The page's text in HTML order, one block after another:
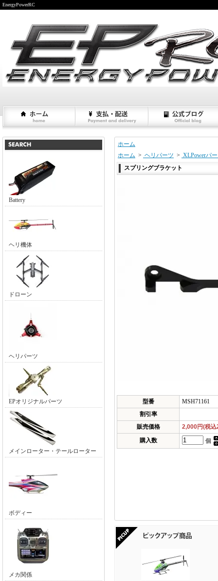
EnergyPowerRC
Battery
ヘリ機体
ドローン
ヘリパーツ
EPオリジナルパーツ
メインローター・テールローター
ボディー
メカ関係
ホーム
ホーム > ヘリパーツ > XLPowerパ
スプリングブラケット
型番
MSH71161
割引率
販売価格
2,000円(税
購入数
個